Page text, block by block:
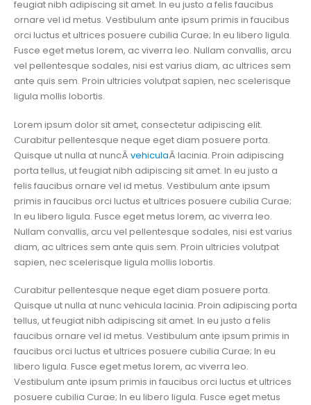
feugiat nibh adipiscing sit amet. In eu justo a felis faucibus
ornare vel id metus. Vestibulum ante ipsum primis in faucibus
orci luctus et ultrices posuere cubilia Curae; In eu libero ligula.
Fusce eget metus lorem, ac viverra leo. Nullam convallis, arcu
vel pellentesque sodales, nisi est varius diam, ac ultrices sem
ante quis sem. Proin ultricies volutpat sapien, nec scelerisque
ligula mollis lobortis.
Lorem ipsum dolor sit amet, consectetur adipiscing elit.
Curabitur pellentesque neque eget diam posuere porta.
Quisque ut nulla at nuncÂ vehiculaÂ lacinia. Proin adipiscing
porta tellus, ut feugiat nibh adipiscing sit amet. In eu justo a
felis faucibus ornare vel id metus. Vestibulum ante ipsum
primis in faucibus orci luctus et ultrices posuere cubilia Curae;
In eu libero ligula. Fusce eget metus lorem, ac viverra leo.
Nullam convallis, arcu vel pellentesque sodales, nisi est varius
diam, ac ultrices sem ante quis sem. Proin ultricies volutpat
sapien, nec scelerisque ligula mollis lobortis.
Curabitur pellentesque neque eget diam posuere porta.
Quisque ut nulla at nunc vehicula lacinia. Proin adipiscing porta
tellus, ut feugiat nibh adipiscing sit amet. In eu justo a felis
faucibus ornare vel id metus. Vestibulum ante ipsum primis in
faucibus orci luctus et ultrices posuere cubilia Curae; In eu
libero ligula. Fusce eget metus lorem, ac viverra leo.
Vestibulum ante ipsum primis in faucibus orci luctus et ultrices
posuere cubilia Curae; In eu libero ligula. Fusce eget metus